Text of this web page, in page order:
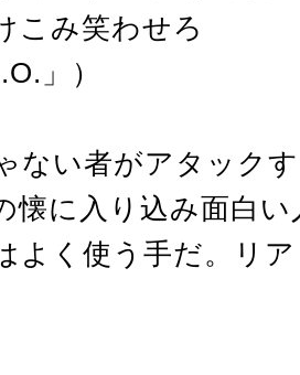
こみ笑わせろ
」）
ない者がアタック
懐に入り込み面白
よく使う手だ。リ